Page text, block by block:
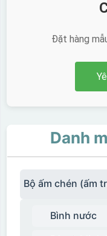
Đặt hàng
Danh
Bộ ấm chén (ấm
Bình nước